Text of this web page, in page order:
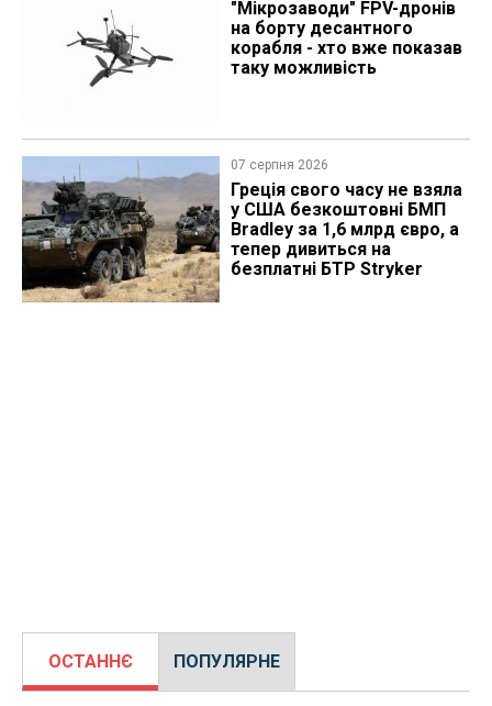
"Мікрозаводи" FPV-дронів
на борту десантного
корабля - хто вже показав
таку можливість
07 серпня 2026
Греція свого часу не взяла
у США безкоштовні БМП
Bradley за 1,6 млрд євро, а
тепер дивиться на
безплатні БТР Stryker
ОСТАННЄ ПОПУЛЯРНЕ